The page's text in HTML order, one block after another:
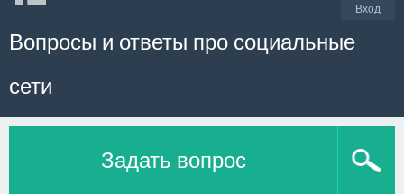
Вход
Вопросы и ответы про социальные
сети
Задать вопрос